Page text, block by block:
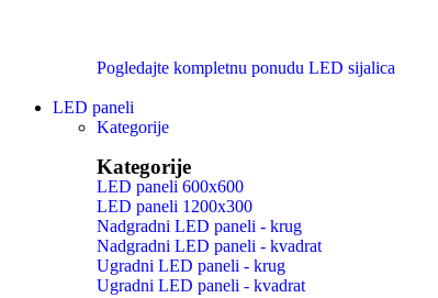
Pogledajte kompletnu ponudu LED sijalica
LED paneli
Kategorije
Kategorije
LED paneli 600x600
LED paneli 1200x300
Nadgradni LED paneli - krug
Nadgradni LED paneli - kvadrat
Ugradni LED paneli - krug
Ugradni LED paneli - kvadrat